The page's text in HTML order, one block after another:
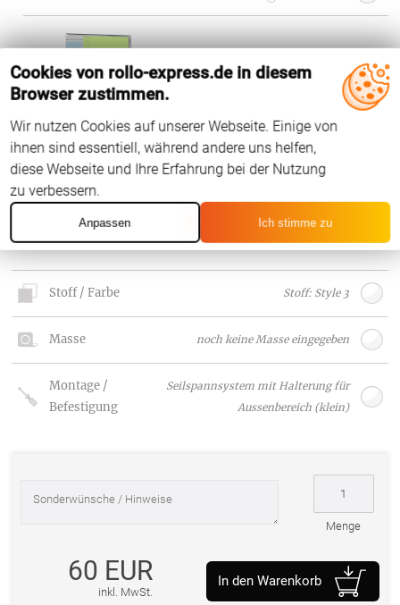
LYSEL® Seilspann-Markise für Balkon(Bahn waagerecht)
ab 60 EUR
Weiter
Stoff / Farbe Stoff: Style 3
Masse noch keine Masse eingegeben
Montage /
Befestigung
Seilspannsystem mit Halterung für
Aussenbereich (klein)
Menge
60 EUR
inkl. MwSt.
In den Warenkorb
Cookies von rollo-express.de in diesem
Browser zustimmen.
Wir nutzen Cookies auf unserer Webseite. Einige von
ihnen sind essentiell, während andere uns helfen,
diese Webseite und Ihre Erfahrung bei der Nutzung
zu verbessern.
Anpassen Ich stimme zu